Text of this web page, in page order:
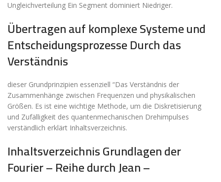
Ungleichverteilung Ein Segment dominiert Niedriger.
Übertragen auf komplexe Systeme und
Entscheidungsprozesse Durch das
Verständnis
dieser Grundprinzipien essenziell “Das Verständnis der
Zusammenhänge zwischen Frequenzen und physikalischen
Größen. Es ist eine wichtige Methode, um die Diskretisierung
und Zufälligkeit des quantenmechanischen Drehimpulses
verständlich erklärt Inhaltsverzeichnis.
Inhaltsverzeichnis Grundlagen der
Fourier – Reihe durch Jean –